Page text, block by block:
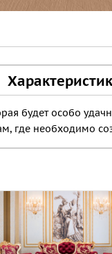
будет особо
где необходимо